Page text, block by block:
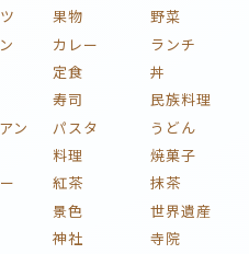
果物
野菜
カレー
ランチ
定食
丼
寿司
民族料理
ン パスタ
うどん
料理
焼菓子
紅茶
抹茶
景色
世界遺産
神社
寺院